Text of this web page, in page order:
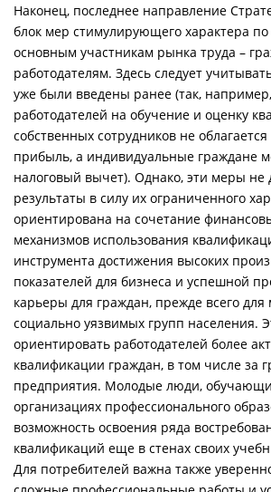
Наконец, последнее направление
блок мер стимулирующего характера
основным участникам рынка труда –
работодателям. Здесь следует
уже были введены ранее (так,
работодателей на обучение и оценку
собственных сотрудников не
прибыль, а индивидуальные граждане
налоговый вычет). Однако, эти меры не
результаты в силу их ограниченного
ориентирована на сочетание
механизмов использования
инструмента достижения высоких
показателей для бизнеса и успешной
карьеры для граждан, прежде всего
социально уязвимых групп населения.
ориентировать работодателей более
квалификации граждан, в том числе за
предприятия. Молодые люди,
организациях профессионального
возможность освоения ряда
квалификаций еще в стенах своих
Для потребителей важна также